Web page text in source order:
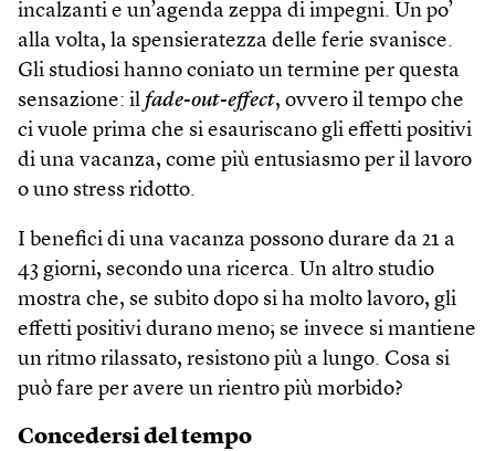
incalzanti e un’agenda zeppa di impegni. Un po’
alla volta, la spensieratezza delle ferie svanisce.
Gli studiosi hanno coniato un termine per questa
sensazione: il fade-out-effect, ovvero il tempo che
ci vuole prima che si esauriscano gli effetti positivi
di una vacanza, come più entusiasmo per il lavoro
o uno stress ridotto.
I benefici di una vacanza possono durare da 21 a
43 giorni, secondo una ricerca. Un altro studio
mostra che, se subito dopo si ha molto lavoro, gli
effetti positivi durano meno; se invece si mantiene
un ritmo rilassato, resistono più a lungo. Cosa si
può fare per avere un rientro più morbido?
Concedersi del tempo